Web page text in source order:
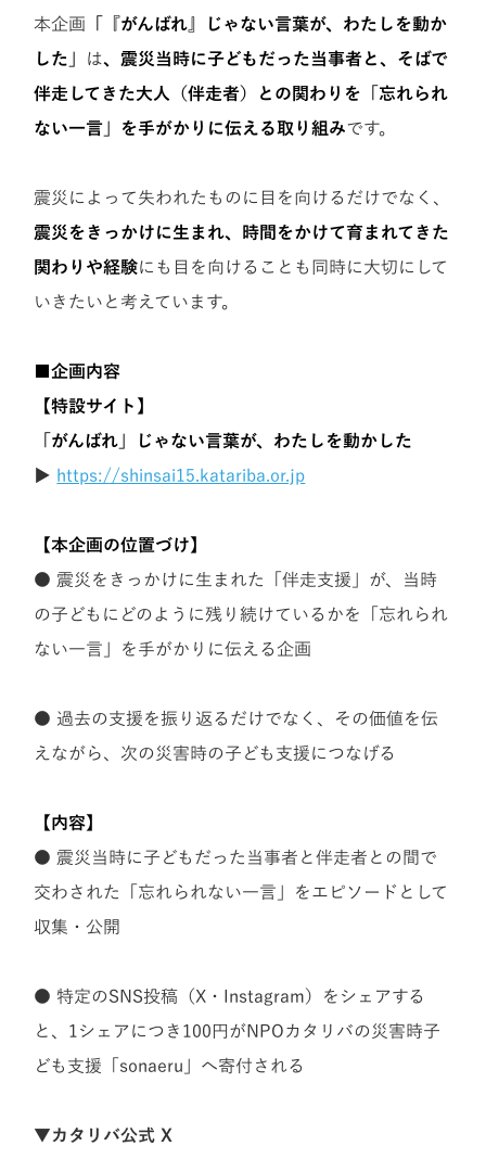
本企画 「『がんばれ』じゃない言葉が、わたしを動か
した」
は、震災当時に子どもだった当事者と、そばで
伴走してきた大人（伴走者）との関わりを「忘れられ
ない一言」を手がかりに伝える取り組みです。
震災によって失われたものに目を向けるだけでなく、
震災をきっかけに生まれ、時間をかけて育まれてきた
関わりや経験にも目を向けることも同時に大切にして
いきたいと考えています。
■企画内容
【特設サイト】
「がんばれ」じゃない言葉が、わたしを動かした
▶ https://shinsai15.katariba.or.jp
【本企画の位置づけ】
● 震災をきっかけに生まれた「伴走支援」が、当時
の子どもにどのように残り続けているかを「忘れられ
ない一言」を手がかりに伝える企画
● 過去の支援を振り返るだけでなく、その価値を伝
えながら、次の災害時の子ども支援につなげる
【内容】
● 震災当時に子どもだった当事者と伴走者との間で
交わされた「忘れられない一言」をエピソードとして
収集・公開
● 特定のSNS投稿（X・Instagram）をシェアする
と、1シェアにつき100円がNPOカタリバの災害時子
ども支援「sonaeru」へ寄付される
▼カタリバ公式 X